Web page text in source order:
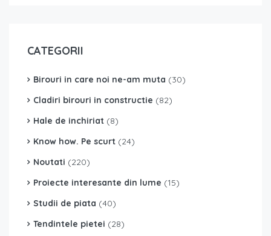
CATEGORII
Birouri in care noi ne-am muta (30)
Cladiri birouri in constructie (82)
Hale de inchiriat (8)
Know how. Pe scurt (24)
Noutati (220)
Proiecte interesante din lume (15)
Studii de piata (40)
Tendintele pietei (28)